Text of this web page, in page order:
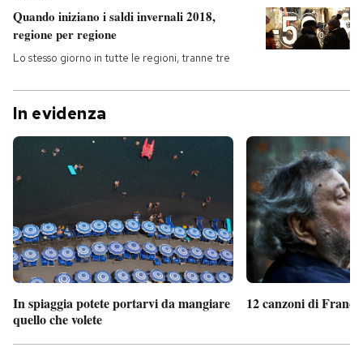
Quando iniziano i saldi invernali 2018,
regione per regione
Lo stesso giorno in tutte le regioni, tranne tre
In evidenza
In spiaggia potete portarvi da mangiare
quello che volete
12 canzoni di